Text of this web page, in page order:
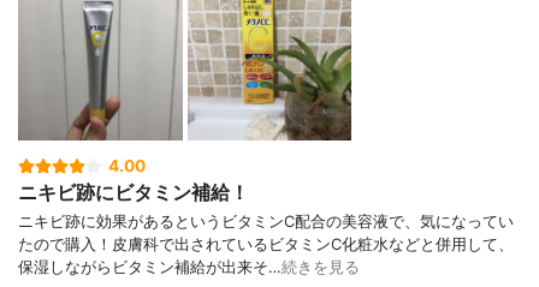
4.00
ニキビ跡にビタミン補給！
ニキビ跡に効果があるというビタミンC配合の美容液で、気になってい
たので購入！皮膚科で出されているビタミンC化粧水などと併用して、
保湿しながらビタミン補給が出来そ…続きを見る